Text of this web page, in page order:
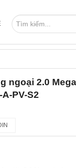
ngoại 2.0
PV-S2